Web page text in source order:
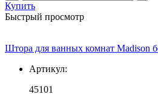
Купить
Быстрый просмотр
Штора для ванных комнат Madison
Артикул:
45101